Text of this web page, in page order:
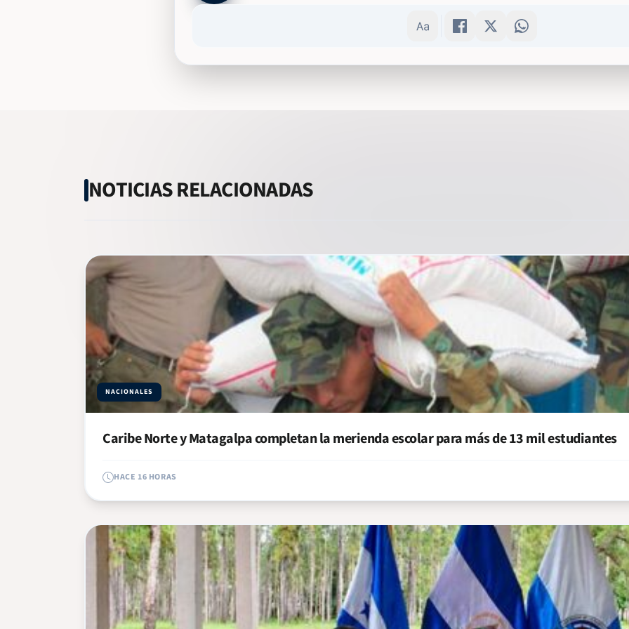
NOTICIAS RELACIONADAS
NACIONALES
Caribe Norte y Matagalpa completan la merienda escolar para más de 13 mil estudiantes
HACE 16 HORAS